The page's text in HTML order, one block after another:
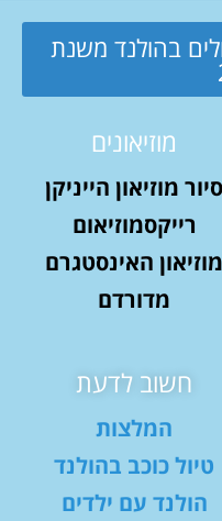
בהולנד משנת
מוזיאונים
סיור מוזיאון הייניקן
רייקסמוזיאום
מוזיאון האינסטגרם
מדורדם
חשוב לדעת
המלצות
טיול כוכב בהולנד
הולנד עם ילדים